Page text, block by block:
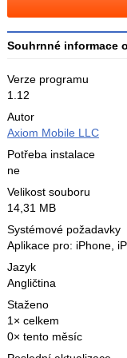
Souhrnné informace
Verze programu
1.12
Autor
Axiom Mobile LLC
Potřeba instalace
ne
Velikost souboru
14,31 MB
Systémové požadavky
Aplikace pro: iPhone,
Jazyk
Angličtina
Staženo
1× celkem
0× tento měsíc